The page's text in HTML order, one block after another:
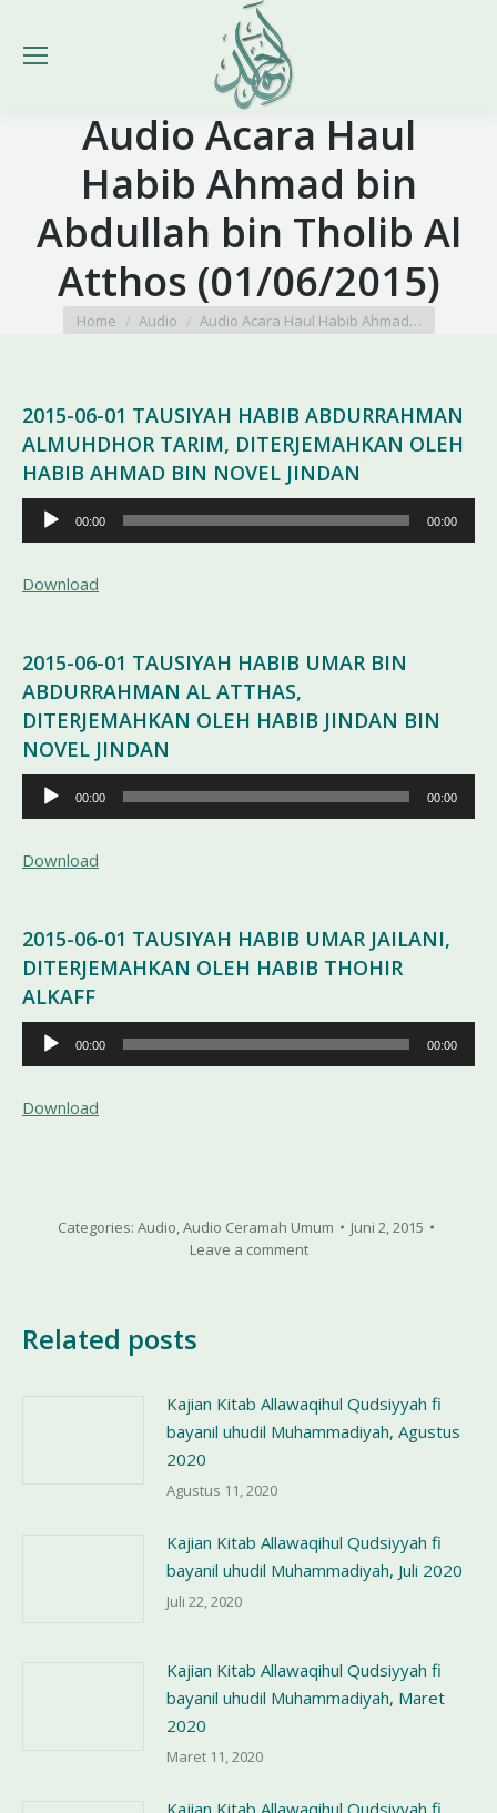
Audio Acara Haul
Habib Ahmad bin
Abdullah bin Tholib Al
Atthos (01/06/2015)
You are here:
Home Audio Audio Acara Haul Habib Ahmad…
2015-06-01 TAUSIYAH HABIB ABDURRAHMAN
ALMUHDHOR TARIM, DITERJEMAHKAN OLEH
HABIB AHMAD BIN NOVEL JINDAN
Pemutar
Audio
00:00 00:00
Download
2015-06-01 TAUSIYAH HABIB UMAR BIN
ABDURRAHMAN AL ATTHAS,
DITERJEMAHKAN OLEH HABIB JINDAN BIN
NOVEL JINDAN
Pemutar
Audio
00:00 00:00
Download
2015-06-01 TAUSIYAH HABIB UMAR JAILANI,
DITERJEMAHKAN OLEH HABIB THOHIR
ALKAFF
Pemutar
Audio
00:00 00:00
Download
Categories: Audio,Audio Ceramah Umum
Juni 2, 2015
Leave a comment
Related posts
Kajian Kitab Allawaqihul Qudsiyyah fi
bayanil uhudil Muhammadiyah, Agustus
2020
Agustus 11, 2020
Kajian Kitab Allawaqihul Qudsiyyah fi
bayanil uhudil Muhammadiyah, Juli 2020
Juli 22, 2020
Kajian Kitab Allawaqihul Qudsiyyah fi
bayanil uhudil Muhammadiyah, Maret
2020
Maret 11, 2020
Kajian Kitab Allawaqihul Qudsiyyah fi